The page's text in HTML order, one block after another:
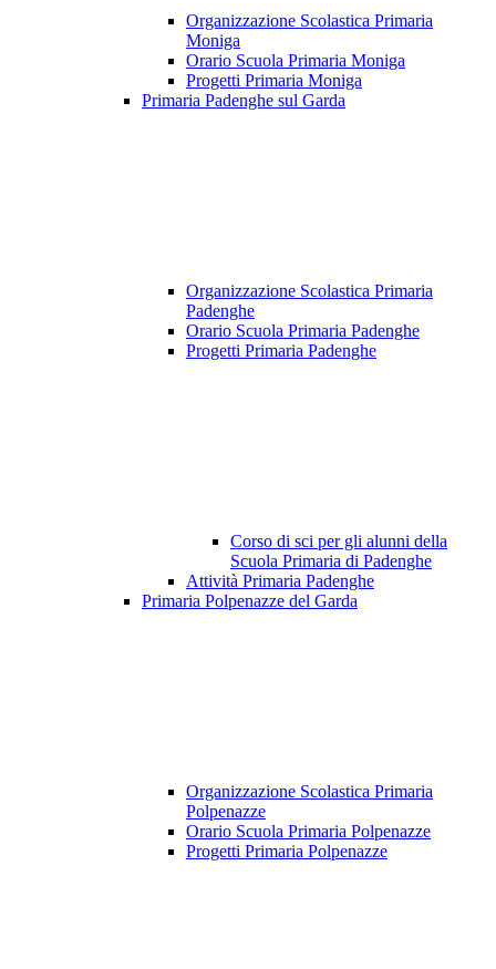
Organizzazione Scolastica Primaria
Moniga
Orario Scuola Primaria Moniga
Progetti Primaria Moniga
Primaria Padenghe sul Garda
Organizzazione Scolastica Primaria
Padenghe
Orario Scuola Primaria Padenghe
Progetti Primaria Padenghe
Corso di sci per gli alunni della
Scuola Primaria di Padenghe
Attività Primaria Padenghe
Primaria Polpenazze del Garda
Organizzazione Scolastica Primaria
Polpenazze
Orario Scuola Primaria Polpenazze
Progetti Primaria Polpenazze